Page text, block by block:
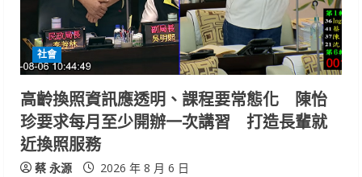
社會
高齡換照資訊應透明、課程要常態化 陳怡
珍要求每月至少開辦一次講習 打造長輩就
近換照服務
蔡 永源 2026 年 8 月 6 日